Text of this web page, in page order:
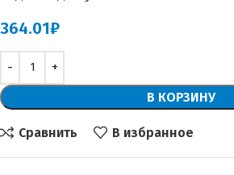
364.01₽
В КОРЗИНУ
Сравнить В избранное